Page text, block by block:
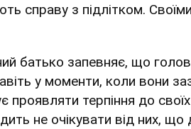
справу з підлітком.
батько запевняє, що
у моменти, коли вони
проявляти терпіння до
не очікувати від них,